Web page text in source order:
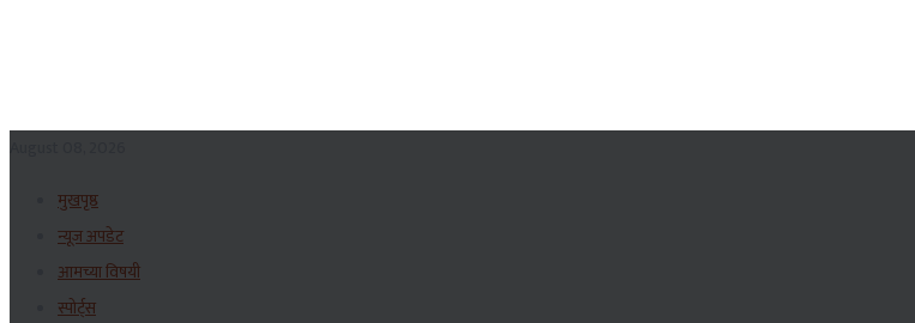
मुखपृष्ठ
न्यूज अपडेट
आमच्या विषयी
स्पोर्ट्स